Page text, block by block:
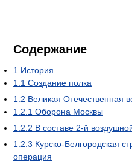
Содержание
1 История
1.1 Создание полка
1.2 Великая Отечественная
1.2.1 Оборона Москвы
1.2.2 В составе 2-й
1.2.3 Курско-Белгородская
операция